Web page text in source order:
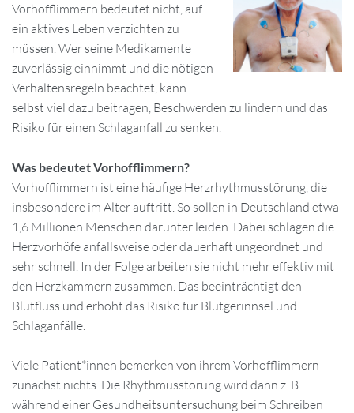
Vorhofflimmern bedeutet nicht, auf
ein aktives Leben verzichten zu
müssen. Wer seine Medikamente
zuverlässig einnimmt und die nötigen
Verhaltensregeln beachtet, kann
selbst viel dazu beitragen, Beschwerden zu lindern und das
Risiko für einen Schlaganfall zu senken.
Was bedeutet Vorhofflimmern?
Vorhofflimmern ist eine häufige Herzrhythmusstörung, die
insbesondere im Alter auftritt. So sollen in Deutschland etwa
1,6 Millionen Menschen darunter leiden. Dabei schlagen die
Herzvorhöfe anfallsweise oder dauerhaft ungeordnet und
sehr schnell. In der Folge arbeiten sie nicht mehr effektiv mit
den Herzkammern zusammen. Das beeinträchtigt den
Blutfluss und erhöht das Risiko für Blutgerinnsel und
Schlaganfälle.
Viele Patient*innen bemerken von ihrem Vorhofflimmern
zunächst nichts. Die Rhythmusstörung wird dann z. B.
während einer Gesundheitsuntersuchung beim Schreiben